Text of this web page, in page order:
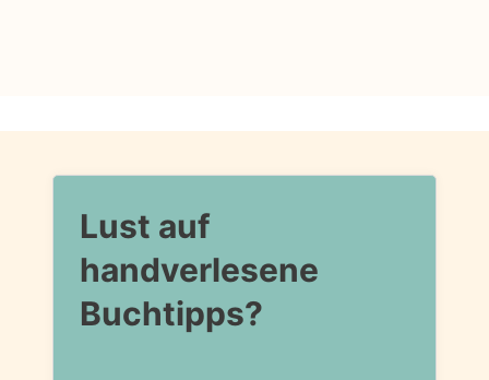
Lust auf
handverlesene
Buchtipps?